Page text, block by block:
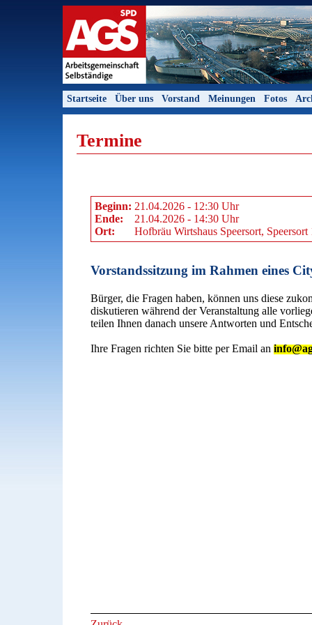
Startseite Über uns Vorstand Meinungen Fotos
Termine
Beginn: 21.04.2026 - 12:30 Uhr
Ende: 21.04.2026 - 14:30 Uhr
Ort: Hofbräu Wirtshaus Speersort,
Vorstandssitzung im Rahmen eines
Bürger, die Fragen haben, können uns diese
diskutieren während der Veranstaltung alle
teilen Ihnen danach unsere Antworten und
Ihre Fragen richten Sie bitte per Email an